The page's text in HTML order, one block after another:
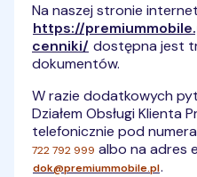
Na naszej stronie
https://
cenniki/ dostępna jest
dokumentów.
W razie dodatkowych
Działem Obsługi Klienta
telefonicznie pod
722 792 999 albo na adres
dok@premiummobile.pl.